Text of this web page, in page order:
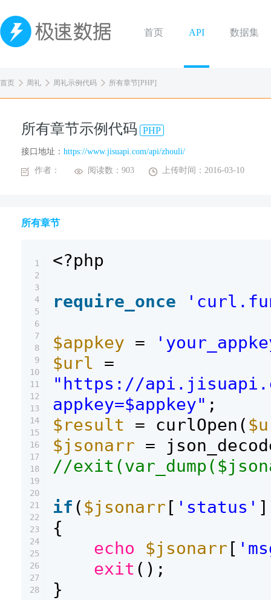
首页 API 数据集
首页 周礼 周礼示例代码 所有章节[PHP]
所有章节示例代码 PHP
接口地址： https://www.jisuapi.com/api/zhouli/
作者： 阅读数：903 上传时间：2016-03-10
所有章节
1
2
3
4
5
6
7
8
9
10
11
12
13
14
15
16
17
18
19
20
21
22
23
24
25
26
27
28
<?php
require_once
$appkey =
$url
=
"https://
appkey=$appkey" ;
$result
= curlOpen(
$jsonarr =
//
if ( $jsonarr [ 'status'
{
echo
$jsonarr [
exit ();
}